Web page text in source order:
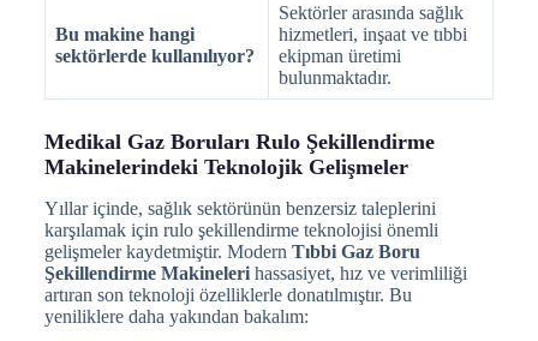
Bu makine hangi
sektörlerde kullanılıyor?
Sektörler arasında sağlık
hizmetleri, inşaat ve tıbbi
ekipman üretimi
bulunmaktadır.
Medikal Gaz Boruları Rulo Şekillendirme
Makinelerindeki Teknolojik Gelişmeler
Yıllar içinde, sağlık sektörünün benzersiz taleplerini
karşılamak için rulo şekillendirme teknolojisi önemli
gelişmeler kaydetmiştir. Modern Tıbbi Gaz Boru
Şekillendirme Makinelerihassasiyet, hız ve verimliliği
artıran son teknoloji özelliklerle donatılmıştır. Bu
yeniliklere daha yakından bakalım: